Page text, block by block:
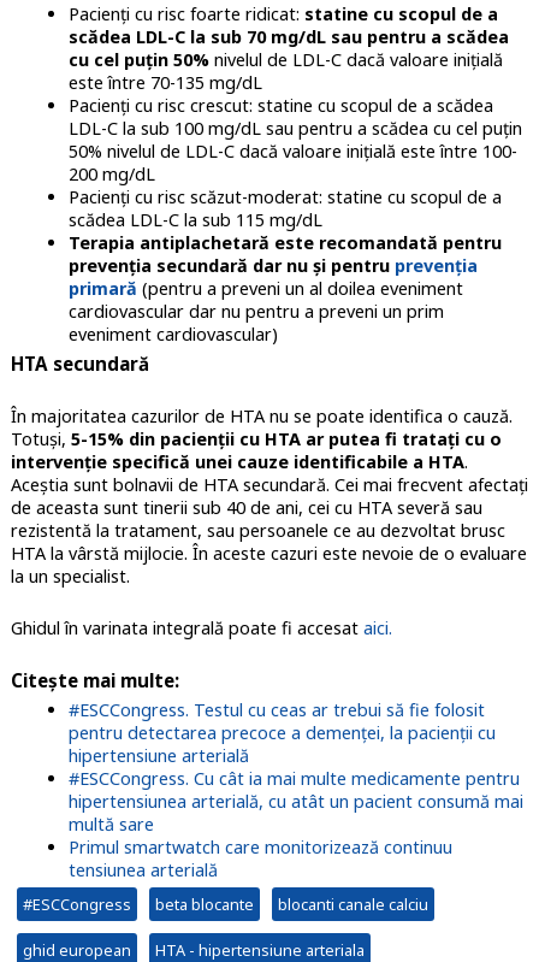
Pacienți cu risc foarte ridicat: statine cu scopul de a
scădea LDL-C la sub 70 mg/dL sau pentru a scădea
cu cel puțin 50%nivelul de LDL-C dacă valoare inițială
este între 70-135 mg/dL
Pacienți cu risc crescut: statine cu scopul de a scădea
LDL-C la sub 100 mg/dL sau pentru a scădea cu cel puțin
50% nivelul de LDL-C dacă valoare inițială este între 100-
200 mg/dL
Pacienți cu risc scăzut-moderat: statine cu scopul de a
scădea LDL-C la sub 115 mg/dL
Terapia antiplachetară este recomandată pentru
prevenția secundară dar nu și pentru prevenția
primară (pentru a preveni un al doilea eveniment
cardiovascular dar nu pentru a preveni un prim
eveniment cardiovascular)
HTA secundară
În majoritatea cazurilor de HTA nu se poate identifica o cauză.
Totuși, 5-15% din pacienții cu HTA ar putea fi tratați cu o
intervenție specifică unei cauze identificabile a HTA.
Aceștia sunt bolnavii de HTA secundară. Cei mai frecvent afectați
de aceasta sunt tinerii sub 40 de ani, cei cu HTA severă sau
rezistentă la tratament, sau persoanele ce au dezvoltat brusc
HTA la vârstă mijlocie. În aceste cazuri este nevoie de o evaluare
la un specialist.
Ghidul în varinata integrală poate fi accesat aici.
Citește mai multe:
#ESCCongress. Testul cu ceas ar trebui să fie folosit
pentru detectarea precoce a demenței, la pacienții cu
hipertensiune arterială
#ESCCongress. Cu cât ia mai multe medicamente pentru
hipertensiunea arterială, cu atât un pacient consumă mai
multă sare
Primul smartwatch care monitorizează continuu
tensiunea arterială
#ESCCongress beta blocante blocanti canale calciu
ghid european HTA - hipertensiune arteriala